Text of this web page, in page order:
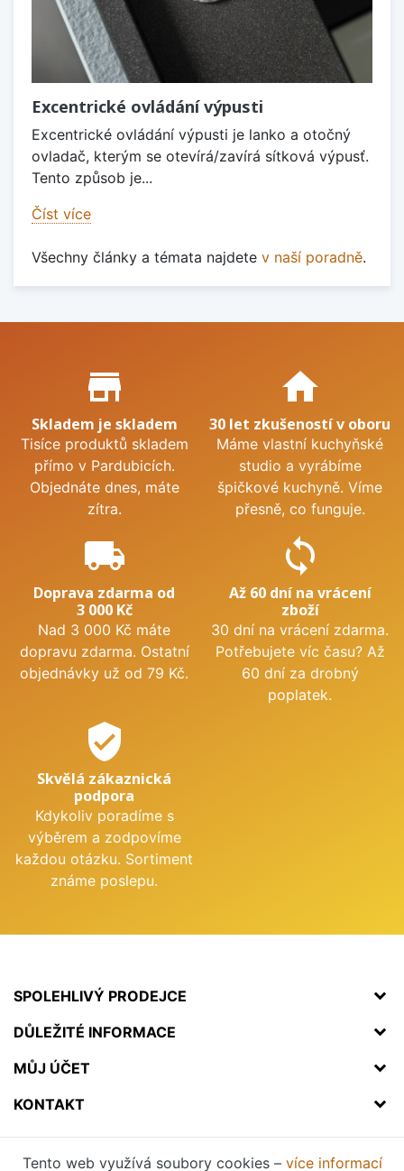
Excentrické ovládání výpusti
Excentrické ovládání výpusti je lanko a otočný
ovladač, kterým se otevírá/zavírá sítková výpusť.
Tento způsob je...
Číst více
Všechny články a témata najdete v naší poradně.
Proč nakupovat u nás?
store_mall_directory
Skladem je skladem
Tisíce produktů skladem
přímo v Pardubicích.
Objednáte dnes, máte
zítra.
home
30 let zkušeností v oboru
Máme vlastní kuchyňské
studio a vyrábíme
špičkové kuchyně. Víme
přesně, co funguje.
local_shipping
Doprava zdarma od
3 000 Kč
Nad 3 000 Kč máte
dopravu zdarma. Ostatní
objednávky už od 79 Kč.
sync
Až 60 dní na vrácení
zboží
30 dní na vrácení zdarma.
Potřebujete víc času? Až
60 dní za drobný
poplatek.
verified_user
Skvělá zákaznická
podpora
Kdykoliv poradíme s
výběrem a zodpovíme
každou otázku. Sortiment
známe poslepu.
SPOLEHLIVÝ PRODEJCE
DŮLEŽITÉ INFORMACE
MŮJ ÚČET
KONTAKT
Tento web využívá soubory cookies – více informací